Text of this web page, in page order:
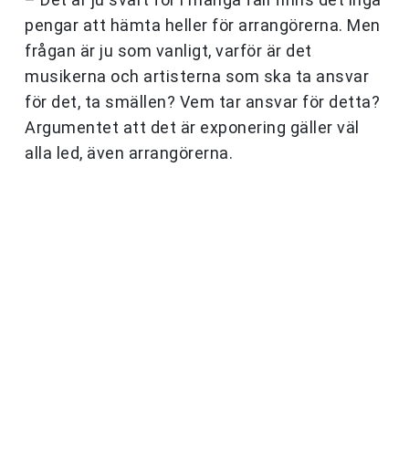
pengar att hämta heller för arrangörerna. Men
frågan är ju som vanligt, varför är det
musikerna och artisterna som ska ta ansvar
för det, ta smällen? Vem tar ansvar för detta?
Argumentet att det är exponering gäller väl
alla led, även arrangörerna.